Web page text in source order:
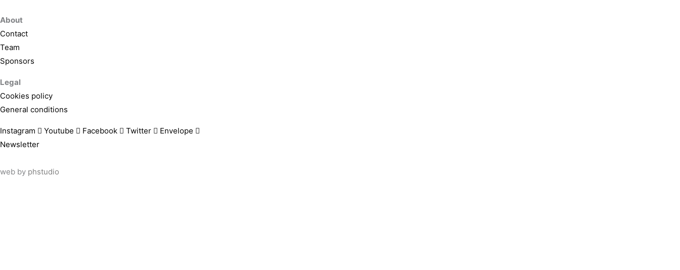
About
Contact
Team
Sponsors
Legal
Cookies policy
General conditions
Instagram Youtube Facebook Twitter
Envelope
Newsletter
web by phstudio